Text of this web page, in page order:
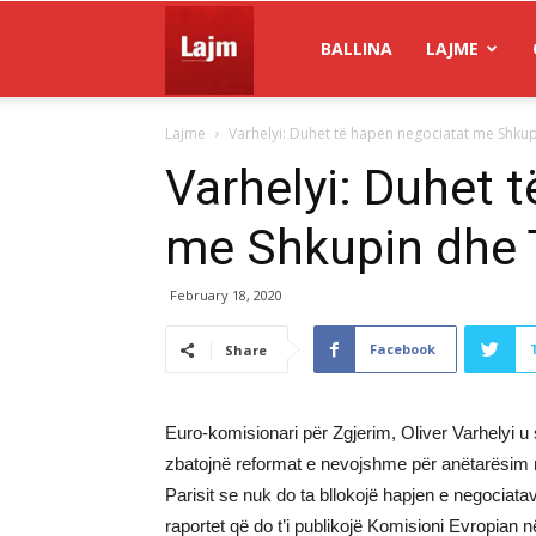
Lajm
BALLINA LAJME
Lajme Varhelyi: Duhet të hapen negociatat me
Varhelyi: Duhet
me Shkupin dhe
February 18, 2020
Share Facebook
Euro-komisionari për Zgjerim, Oliver Varhelyi
zbatojnë reformat e nevojshme për
Parisit se nuk do ta bllokojë hapjen e
raportet që do t’i publikojë Komisioni Evropian